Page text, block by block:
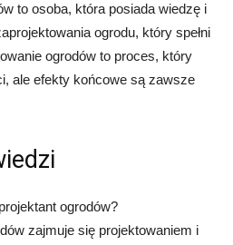
to osoba, która posiada wiedzę i
ogrodu, który spełni
ogrodów to proces, który
ale efekty końcowe są zawsze
ogrodów?
zajmuje się projektowaniem i